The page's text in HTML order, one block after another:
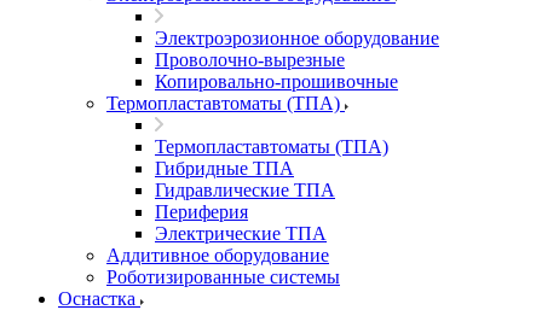
Электроэрозионное оборудование
Проволочно-вырезные
Копировально-прошивочные
Термопластавтоматы (ТПА)
Термопластавтоматы (ТПА)
Гибридные ТПА
Гидравлические ТПА
Периферия
Электрические ТПА
Аддитивное оборудование
Роботизированные системы
Оснастка